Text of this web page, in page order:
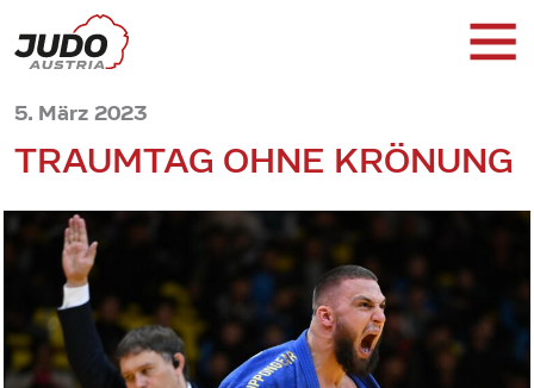
5. März 2023
TRAUMTAG OHNE KRÖNUNG